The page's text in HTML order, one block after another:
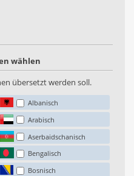
wählen
übersetzt werden soll.
Albanisch
Arabisch
Aserbaidschanisch
Bengalisch
Bosnisch